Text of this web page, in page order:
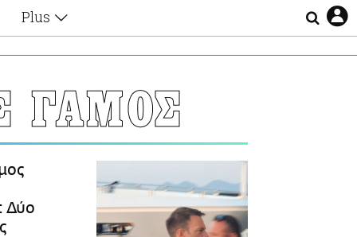
Plus
Αφιερώματα
Ζώδια
Οι Αθηναίοι
Lgbtqi+
ΓΑΜΟΣ
Δύο